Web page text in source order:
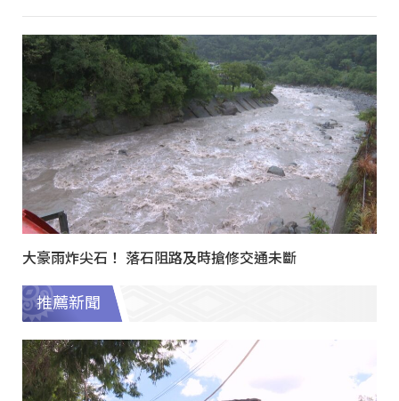
大豪雨炸尖石！ 落石阻路及時搶修交通未斷
推薦新聞